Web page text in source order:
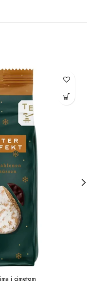
i cimetom